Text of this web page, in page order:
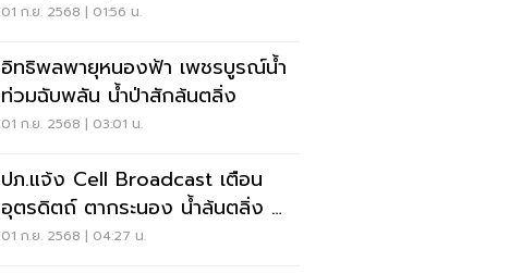
01 ก.ย. 2568 | 01:56 น.
อิทธิพลพายุหนองฟ้า เพชรบูรณ์น้ำ
ท่วมฉับพลัน น้ำป่าสักล้นตลิ่ง
01 ก.ย. 2568 | 03:01 น.
ปภ.แจ้ง Cell Broadcast เตือน
อุตรดิตถ์ ตากระนอง น้ำล้นตลิ่ง น้ำ
ท่วมฉับพลัน
01 ก.ย. 2568 | 04:27 น.